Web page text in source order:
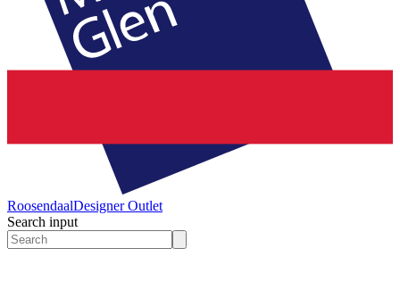
RoosendaalDesigner Outlet
Search input